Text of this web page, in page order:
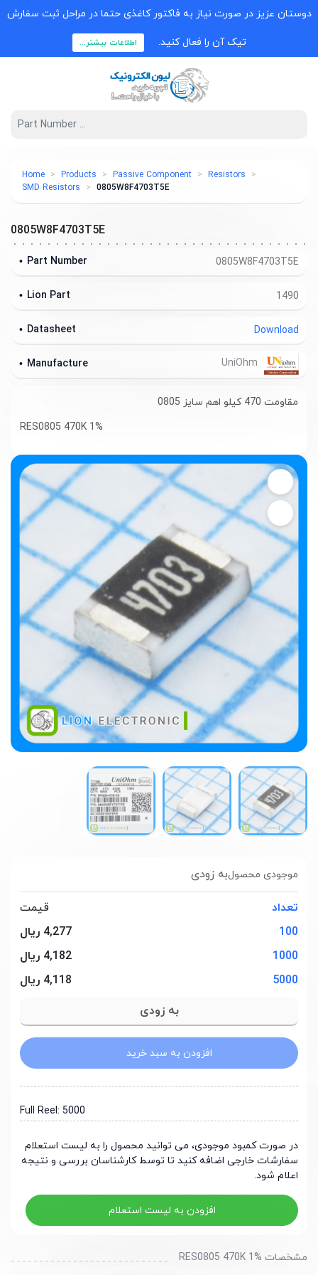
دوستان عزیز در صورت نیاز به فاکتور کاغذی حتما در مراحل ثبت سفارش
تیک آن را فعال کنید. اطلاعات بیشتر...
Home Products Passive Component
Resistors
SMD Resistors
0805W8F4703T5E
به زودیموجودی محصول
تعداد
قیمت
100
4,277 ریال
1000
4,182 ریال
5000
4,118 ریال
افزودن به سبد خرید
Full Reel: 5000
در صورت کمبود موجودی، می توانید محصول را به لیست استعلام
سفارشات خارجی اضافه کنید تا توسط کارشناسان بررسی و نتیجه
اعلام شود.
افزودن به لیست استعلام
0805W8F4703T5E
0805W8F4703T5E
Part Number
1490
Lion Part
Download
Datasheet
Manufacture
مقاومت 470 کیلو اهم سایز 0805
RES0805 470K 1%
مشخصات RES0805 470K 1%